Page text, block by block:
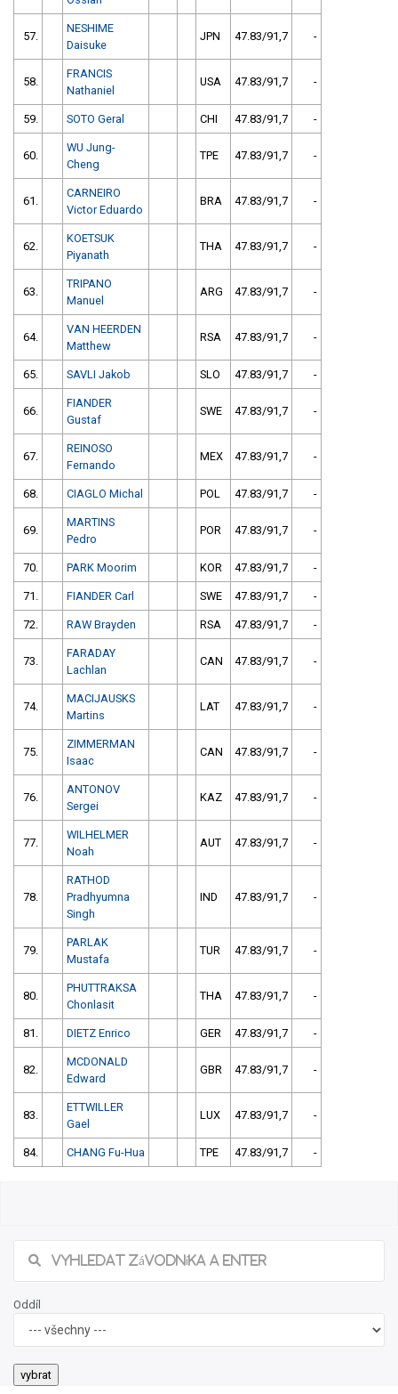
57.
NESHIME
Daisuke
JPN 47.83/91,7 -
58.
FRANCIS
Nathaniel
USA 47.83/91,7 -
59. SOTO Geral CHI 47.83/91,7 -
60.
WU Jung-
Cheng
TPE 47.83/91,7 -
61.
CARNEIRO
Victor Eduardo
BRA 47.83/91,7 -
62.
KOETSUK
Piyanath
THA 47.83/91,7 -
63.
TRIPANO
Manuel
ARG 47.83/91,7 -
64.
VAN HEERDEN
Matthew
RSA 47.83/91,7 -
65. SAVLI Jakob SLO 47.83/91,7 -
66.
FIANDER
Gustaf
SWE 47.83/91,7 -
67.
REINOSO
Fernando
MEX 47.83/91,7 -
68. CIAGLO Michal POL 47.83/91,7 -
69.
MARTINS
Pedro
POR 47.83/91,7 -
70. PARK Moorim KOR 47.83/91,7 -
71. FIANDER Carl SWE 47.83/91,7 -
72. RAW Brayden RSA 47.83/91,7 -
73.
FARADAY
Lachlan
CAN 47.83/91,7 -
74.
MACIJAUSKS
Martins
LAT 47.83/91,7 -
75.
ZIMMERMAN
Isaac
CAN 47.83/91,7 -
76.
ANTONOV
Sergei
KAZ 47.83/91,7 -
77.
WILHELMER
Noah
AUT 47.83/91,7 -
78.
RATHOD
Pradhyumna
Singh
IND 47.83/91,7 -
79.
PARLAK
Mustafa
TUR 47.83/91,7 -
80.
PHUTTRAKSA
Chonlasit
THA 47.83/91,7 -
81. DIETZ Enrico GER 47.83/91,7 -
82.
MCDONALD
Edward
GBR 47.83/91,7 -
83.
ETTWILLER
Gael
LUX 47.83/91,7 -
84. CHANG Fu-Hua TPE 47.83/91,7 -
Oddíl